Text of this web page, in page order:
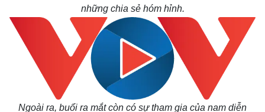
những chia sẻ hóm hỉnh.
Ngoài ra, buổi ra mắt còn có sự tham gia của nam diễn